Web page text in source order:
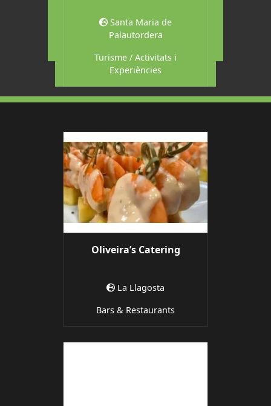
Santa Maria de
Palautordera
Turisme / Activitats i
Experiències
Oliveira’s Catering
La Llagosta
Bars & Restaurants